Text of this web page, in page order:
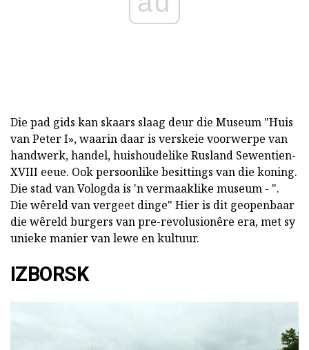
Die pad gids kan skaars slaag deur die Museum "Huis
van Peter I», waarin daar is verskeie voorwerpe van
handwerk, handel, huishoudelike Rusland Sewentien-
XVIII eeue. Ook persoonlike besittings van die koning.
Die stad van Vologda is 'n vermaaklike museum - ".
Die wêreld van vergeet dinge" Hier is dit geopenbaar
die wêreld burgers van pre-revolusionêre era, met sy
unieke manier van lewe en kultuur.
IZBORSK